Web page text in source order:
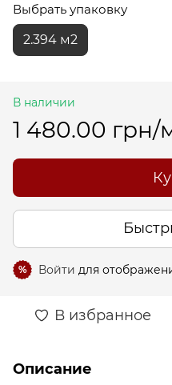
Выбрать упаковку
2.394 м2
В наличии
1 480.00 грн/
% Войти для
В избранное
Описание